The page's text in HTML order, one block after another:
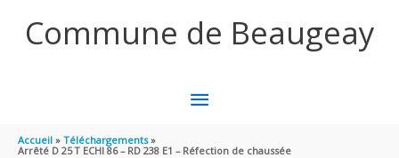
Commune de Beaugeay
MENU
PRINCIPAL
Accueil
Téléchargements
Arrêté D 25 T ECHI 86 – RD 238 E1 – Réfection de chaussée